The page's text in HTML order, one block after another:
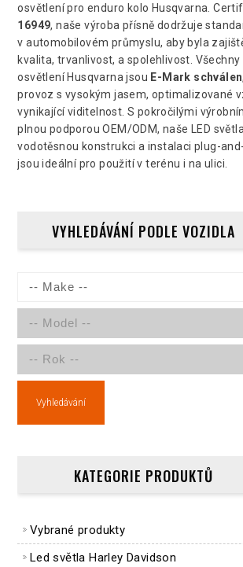
osvětlení pro enduro kolo Husqvarna.
16949, naše výroba přísně dodržuje
v automobilovém průmyslu, aby byla
kvalita, trvanlivost, a spolehlivost. Všechny
osvětlení Husqvarna jsou E-Mark schválen
provoz s vysokým jasem, optimalizované
vynikající viditelnost. S pokročilými
plnou podporou OEM/ODM, naše LED
vodotěsnou konstrukci a instalaci plug-
jsou ideální pro použití v terénu i na ulici.
VYHLEDÁVÁNÍ PODLE VOZIDLA
Vyhledávání
KATEGORIE PRODUKTŮ
Vybrané produkty
Led světla Harley Davidson